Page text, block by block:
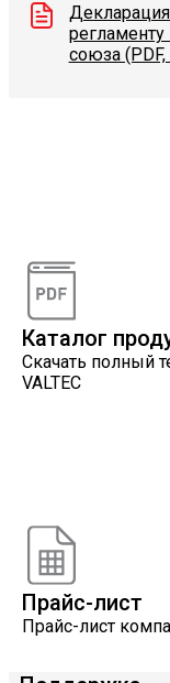
регламенту
союза
Каталог
Скачать полный
VALTEC
Прайс-лист
Прайс-лист